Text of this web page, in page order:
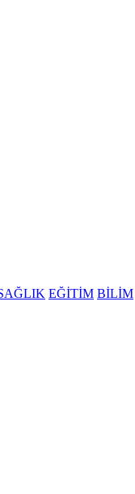
EĞİTİM BİLİM